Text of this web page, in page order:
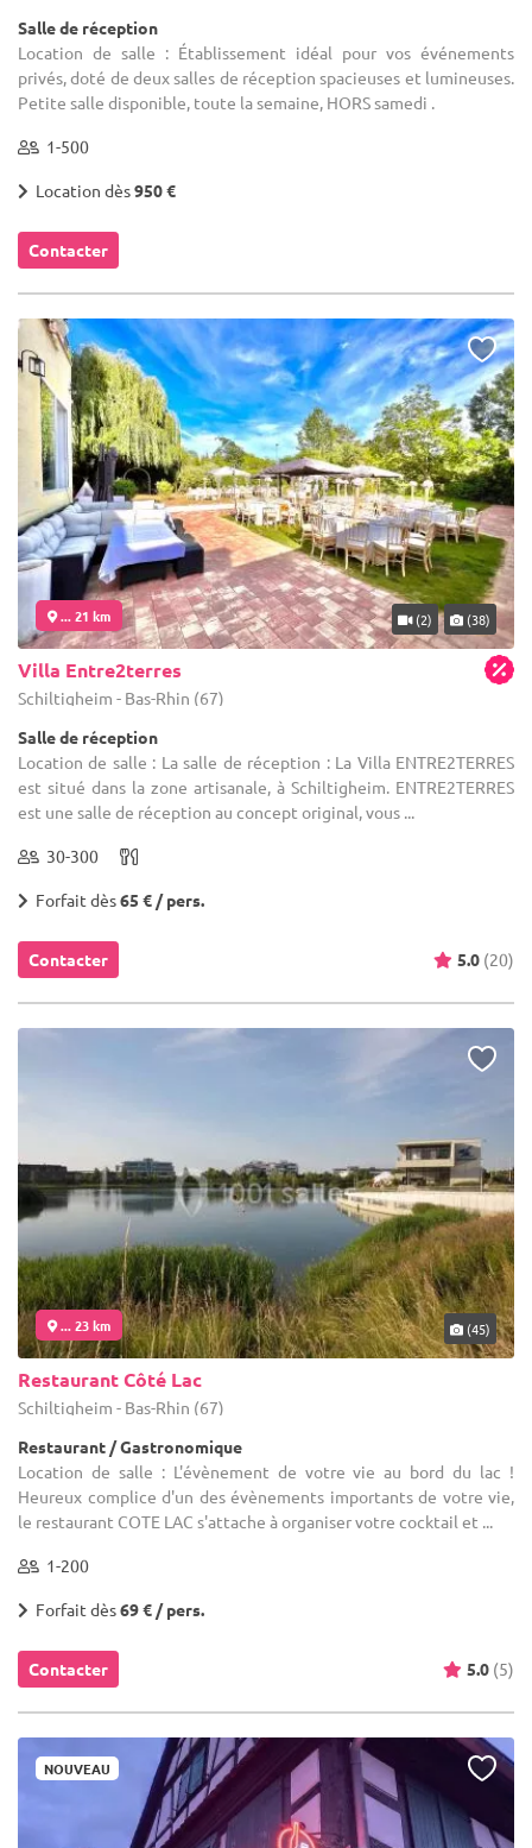
Salle de réception
Location de salle : Établissement idéal pour vos événements
privés, doté de deux salles de réception spacieuses et lumineuses.
Petite salle disponible, toute la semaine, HORS samedi .
1-500
Location dès950 €
Contacter
... 21 km (2) (38)
Villa Entre2terres
Schiltigheim - Bas-Rhin (67)
Salle de réception
Location de salle : La salle de réception : La Villa ENTRE2TERRES
est situé dans la zone artisanale, à Schiltigheim. ENTRE2TERRES
est une salle de réception au concept original, vous ...
30-300
Forfait dès65 € / pers.
Contacter 5.0 (20)
... 23 km (45)
Restaurant Côté Lac
Schiltigheim - Bas-Rhin (67)
Restaurant / Gastronomique
Location de salle : L'évènement de votre vie au bord du lac !
Heureux complice d'un des évènements importants de votre vie,
le restaurant COTE LAC s'attache à organiser votre cocktail et ...
1-200
Forfait dès69 € / pers.
Contacter 5.0 (5)
NOUVEAU